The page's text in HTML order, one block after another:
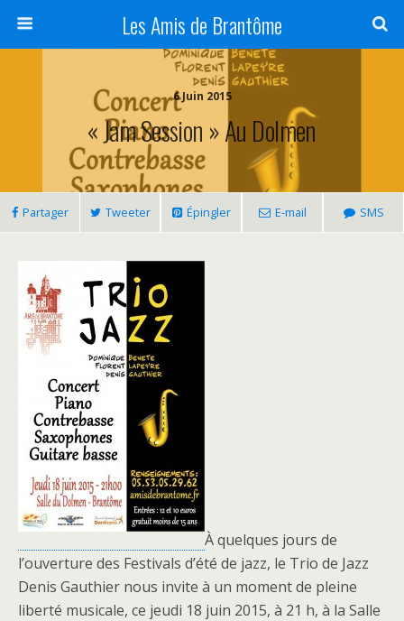
Les Amis de Brantôme
6 Juin 2015
« Jam Session » Au Dolmen
Partager Tweeter Épingler E-mail SMS
À quelques jours de
l’ouverture des Festivals d’été de jazz, le Trio de Jazz
Denis Gauthier nous invite à un moment de pleine
liberté musicale, ce jeudi 18 juin 2015, à 21 h, à la Salle